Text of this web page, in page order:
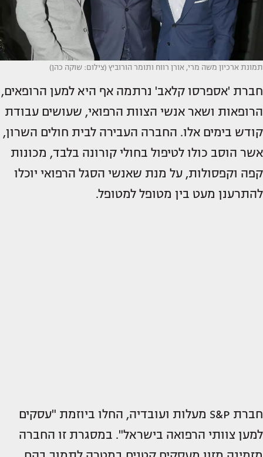
תמונת ארכיון משה מרי, אורן רווח ותומר הורוביץ (צילום: שוקה כהן)
חברת 'אספרסו קלאב' נרתמה אף היא למען הרופאים,
הרופאות ושאר אנשי הצוות הרפואי, שעושים עבודת
קודש בימים אלו. החברה העבירה לבית חולים השרון,
אשר הוסב כולו לטיפול בחולי קורונה בלבד, מכונות
קפה וקפסולות, על מנת שאנשי הסגל הרפואי יוכלו
להתרענן מעט בין מטופל למטופל.
חברת S&P מעלות ועובדיה, החלו ביוזמת "עסקים
למען צוותי הרפואה בישראל". במסגרת זו החברה